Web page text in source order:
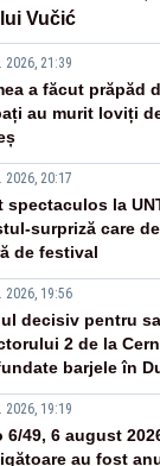
Vučić
2026, 21:39
a făcut prăpăd
au murit loviți
2026, 20:17
spectaculos la
surpriză care
de festival
2026, 19:56
decisiv pentru
2 de la
barjele în
2026, 19:19
6/49, 6 august
au fost